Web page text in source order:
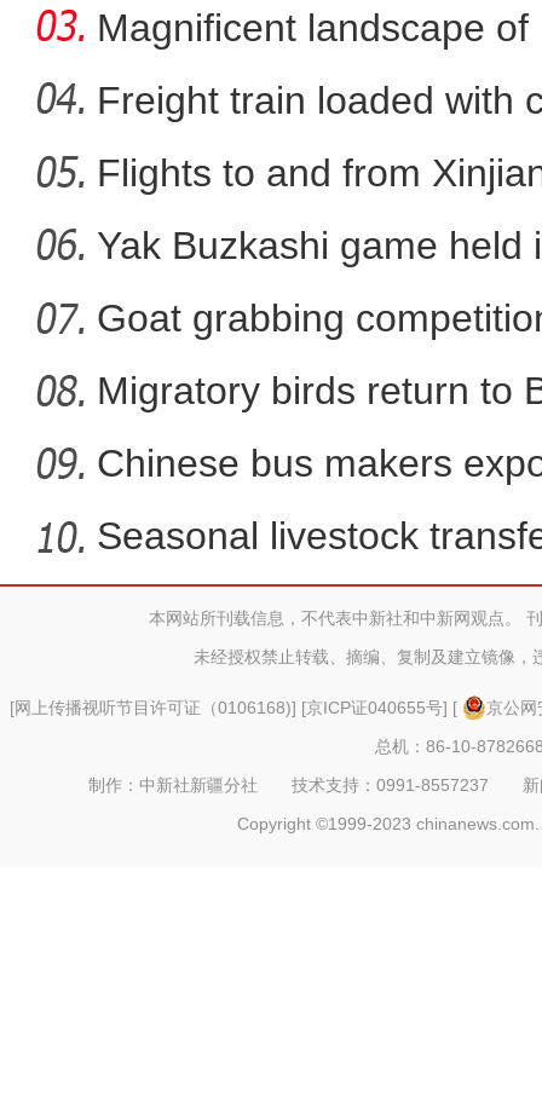
Nal
Magnificent landscape
La
Freight train loaded with
Flights to and from
Yak Buzkashi game held
Goat grabbing
Migratory birds return to
Chinese bus makers
energy ve
Seasonal livestock
本网站所刊载信息，不代表中新社和中新网观点。
未经授权禁止转载、摘编、复制及建立镜像，
[网上传播视听节目许可证（0106168)] [京ICP证040655号] [
京公
总机：86-10-
制作：中新社新疆分社 技术支持：0991-8557237
Copyright ©1999-2023